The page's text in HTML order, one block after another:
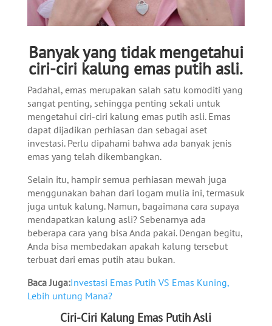
Banyak yang tidak mengetahui
ciri-ciri kalung emas putih asli.
Padahal, emas merupakan salah satu komoditi yang
sangat penting, sehingga penting sekali untuk
mengetahui ciri-ciri kalung emas putih asli. Emas
dapat dijadikan perhiasan dan sebagai aset
investasi. Perlu dipahami bahwa ada banyak jenis
emas yang telah dikembangkan.
Selain itu, hampir semua perhiasan mewah juga
menggunakan bahan dari logam mulia ini, termasuk
juga untuk kalung. Namun, bagaimana cara supaya
mendapatkan kalung asli? Sebenarnya ada
beberapa cara yang bisa Anda pakai. Dengan begitu,
Anda bisa membedakan apakah kalung tersebut
terbuat dari emas putih atau bukan.
Baca Juga:Investasi Emas Putih VS Emas Kuning,
Lebih untung Mana?
Ciri-Ciri Kalung Emas Putih Asli